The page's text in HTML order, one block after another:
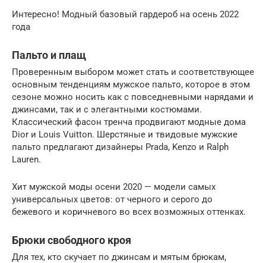
Интересно! Модный базовый гардероб на осень 2022
года
Пальто и плащ
Проверенным выбором может стать и соответствующее
основным тенденциям мужское пальто, которое в этом
сезоне можно носить как с повседневными нарядами и
джинсами, так и с элегантными костюмами.
Классический фасон тренча продвигают модные дома
Dior и Louis Vuitton. Шерстяные и твидовые мужские
пальто предлагают дизайнеры Prada, Kenzo и Ralph
Lauren.
Хит мужской моды осени 2020 — модели самых
универсальных цветов: от черного и серого до
бежевого и коричневого во всех возможных оттенках.
Брюки свободного кроя
Для тех, кто скучает по джинсам и мятым брюкам,